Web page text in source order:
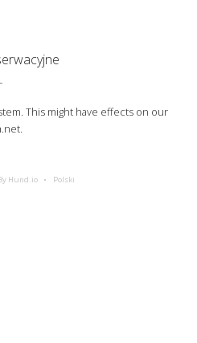
This might have effects on our
Hund.io Polski